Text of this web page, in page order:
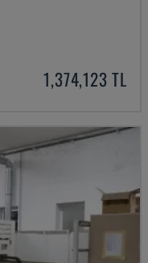
1,374,123 TL